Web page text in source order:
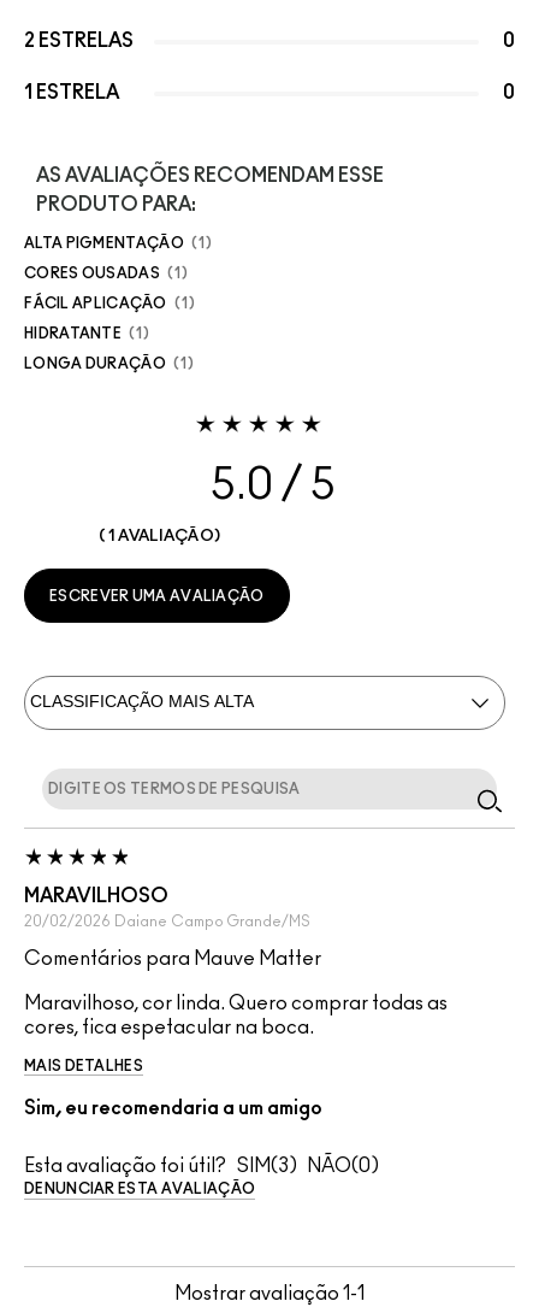
2 ESTRELAS 0
1 ESTRELA 0
AS AVALIAÇÕES RECOMENDAM ESSE
PRODUTO PARA:
ALTA PIGMENTAÇÃO 1
CORES OUSADAS 1
FÁCIL APLICAÇÃO 1
HIDRATANTE 1
LONGA DURAÇÃO 1
5.0
1 AVALIAÇÃO
ESCREVER UMA AVALIAÇÃO
MARAVILHOSO
20/02/2026 Daiane Campo Grande/MS
Comentários para Mauve Matter
Maravilhoso, cor linda. Quero comprar todas as
cores, fica espetacular na boca.
MAIS DETALHES
Sim, eu recomendaria a um amigo
Esta avaliação foi útil? 3 0
DENUNCIAR ESTA AVALIAÇÃO
Mostrar avaliação 1-1